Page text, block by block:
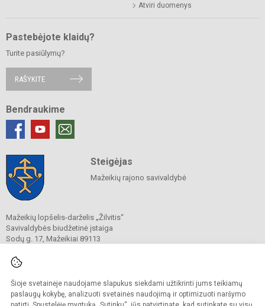
Šioje svetainėje naudojame slapukus siekdami užtikrinti jums teikiamų
paslaugų kokybę, analizuoti svetainės naudojimą ir optimizuoti naršymo
Atviri duomenys
Pastebėjote klaidų?
Turite pasiūlymų?
RAŠYKITE
Bendraukime
Steigėjas
Mažeikių rajono savivaldybė
Mažeikių lopšelis-darželis „Žilvitis“
Savivaldybės biudžetinė įstaiga
Sodų g. 17, Mažeikiai 89113
Mob. +370 687 77 088
El. p.
Duomenys kaupiami ir saugomi
Juridinių asmenų registre
Įstaigos kodas 190158969